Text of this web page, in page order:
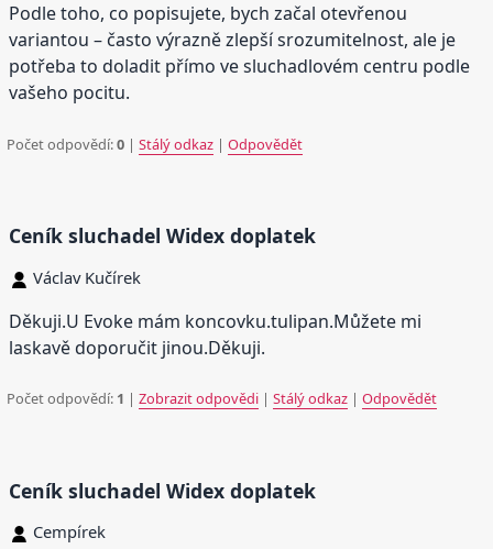
Podle toho, co popisujete, bych začal otevřenou
variantou – často výrazně zlepší srozumitelnost, ale je
potřeba to doladit přímo ve sluchadlovém centru podle
vašeho pocitu.
Počet odpovědí:0 |Stálý odkaz |Odpovědět
Ceník sluchadel Widex doplatek
Václav Kučírek
Děkuji.U Evoke mám koncovku.tulipan.Můžete mi
laskavě doporučit jinou.Děkuji.
Počet odpovědí: 1 |Zobrazit odpovědi |Stálý odkaz |Odpovědět
Ceník sluchadel Widex doplatek
Cempírek